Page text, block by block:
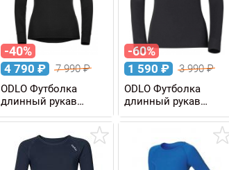
-40%
4 790 ₽ 7 990₽
ODLO Футболка
длинный рукав
ACTIVE WARM Eco
женская
-60%
1 590 ₽ 3 990₽
ODLO Футболка
длинный рукав
ACTIVE WARM для
девочек